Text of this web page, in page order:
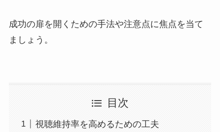
成功の扉を開くための手法や注意点に焦点を当て
ましょう。
目次
視聴維持率を高めるための工夫